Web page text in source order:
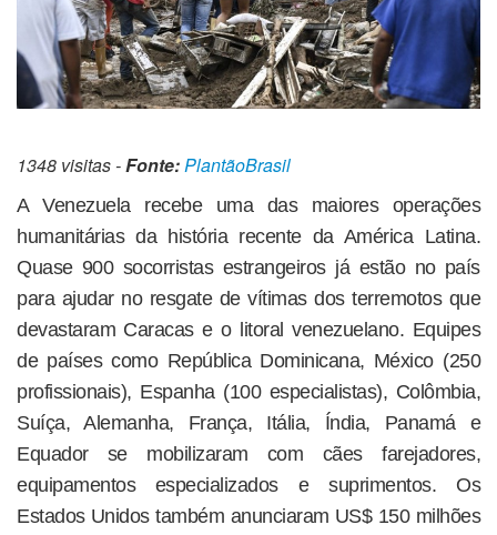
1348 visitas -Fonte:PlantãoBrasil
A Venezuela recebe uma das maiores operações
humanitárias da história recente da América Latina.
Quase 900 socorristas estrangeiros já estão no país
para ajudar no resgate de vítimas dos terremotos que
devastaram Caracas e o litoral venezuelano. Equipes
de países como República Dominicana, México (250
profissionais), Espanha (100 especialistas), Colômbia,
Suíça, Alemanha, França, Itália, Índia, Panamá e
Equador se mobilizaram com cães farejadores,
equipamentos especializados e suprimentos. Os
Estados Unidos também anunciaram US$ 150 milhões